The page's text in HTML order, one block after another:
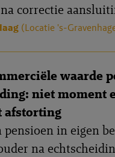
correctie
(Locatie 's-
waarde
niet moment
afstorting
pensioen in eigen
na